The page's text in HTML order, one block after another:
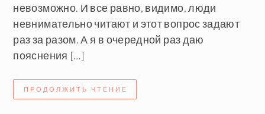
невозможно. И все равно, видимо, люди
невнимательно читают и этот вопрос задают
раз за разом. А я в очередной раз даю
пояснения […]
ПРОДОЛЖИТЬ ЧТЕНИЕ